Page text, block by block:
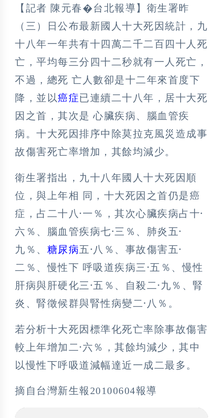
【記者 陳元春�台北報導】衛生署昨
（三）日公布最新國人十大死因統計，九
十八年一年共有十四萬二千二百四十人死
亡，平均每三分四十二秒就有一人死亡，
不過，總死 亡人數卻是十二年來首度下
降，並以癌症已連續二十八年，居十大死
因之首，其次是 心臟疾病、腦血管疾
病。十大死因排序中除莫拉克風災造成事
故傷害死亡率增加，其餘均減少。
衛生署指出，九十八年國人十大死因順
位，與上年相 同，十大死因之首仍是癌
症，占二十八·一％，其次心臟疾病占十·
六％、腦血管疾病七·三％、肺炎五·
九％、 糖尿病五·八％、事故傷害五·
二％、慢性下 呼吸道疾病三·五％、慢性
肝病與肝硬化三·五％、自殺二·九％、腎
炎、腎徵候群與腎性病變二·八％。
若分析十大死因標準化死亡率除事故傷害
較上年增加二·六％，其餘均減少，其中
以慢性下呼吸道減幅達近一成二最多。
摘自台灣新生報20100604報導